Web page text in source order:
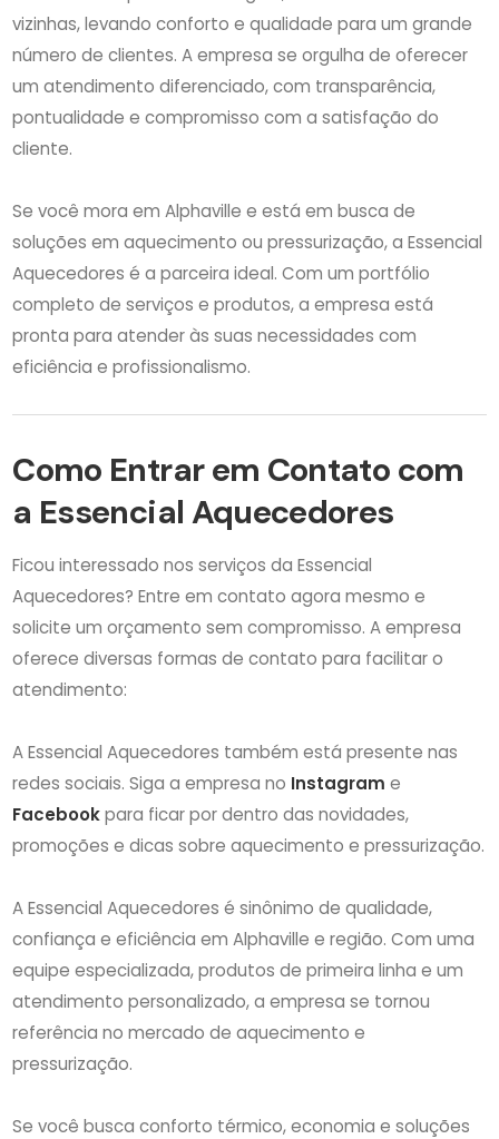
vizinhas, levando conforto e qualidade para um grande
número de clientes. A empresa se orgulha de oferecer
um atendimento diferenciado, com transparência,
pontualidade e compromisso com a satisfação do
cliente.
Se você mora em Alphaville e está em busca de
soluções em aquecimento ou pressurização, a Essencial
Aquecedores é a parceira ideal. Com um portfólio
completo de serviços e produtos, a empresa está
pronta para atender às suas necessidades com
eficiência e profissionalismo.
Como Entrar em Contato com
a Essencial Aquecedores
Ficou interessado nos serviços da Essencial
Aquecedores? Entre em contato agora mesmo e
solicite um orçamento sem compromisso. A empresa
oferece diversas formas de contato para facilitar o
atendimento:
A Essencial Aquecedores também está presente nas
redes sociais. Siga a empresa no Instagram e
Facebookpara ficar por dentro das novidades,
promoções e dicas sobre aquecimento e pressurização.
A Essencial Aquecedores é sinônimo de qualidade,
confiança e eficiência em Alphaville e região. Com uma
equipe especializada, produtos de primeira linha e um
atendimento personalizado, a empresa se tornou
referência no mercado de aquecimento e
pressurização.
Se você busca conforto térmico, economia e soluções